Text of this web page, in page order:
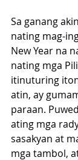
Sa ganang
nating mag-
New Year na
nating mga
itinuturing
atin, ay
paraan.
ating mga
sasakyan at
mga tambol,